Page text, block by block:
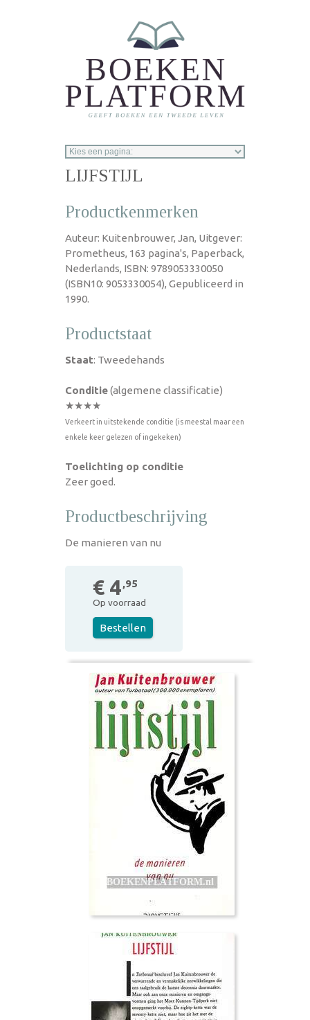
LIJFSTIJL
Productkenmerken
Auteur: Kuitenbrouwer, Jan, Uitgever:
Prometheus, 163 pagina's, Paperback,
Nederlands, ISBN: 9789053330050
(ISBN10: 9053330054), Gepubliceerd in
1990.
Productstaat
Staat: Tweedehands
Conditie(algemene classificatie)
★★★★
Verkeert in uitstekende conditie (is meestal maar een
enkele keer gelezen of ingekeken)
Toelichting op conditie
Zeer goed.
Productbeschrijving
De manieren van nu
€ 4,95
Op voorraad
Bestellen